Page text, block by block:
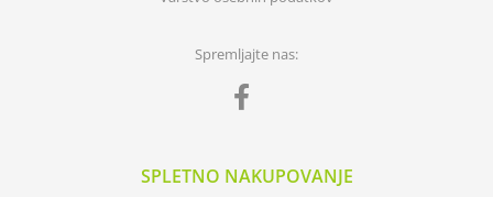
Spremljajte nas:
SPLETNO NAKUPOVANJE